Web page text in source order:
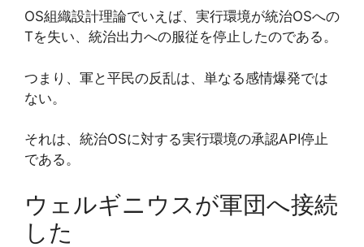
OS組織設計理論でいえば、実行環境が統治OSへの
Tを失い、統治出力への服従を停止したのである。
つまり、軍と平民の反乱は、単なる感情爆発では
ない。
それは、統治OSに対する実行環境の承認API停止
である。
ウェルギニウスが軍団へ接続
した